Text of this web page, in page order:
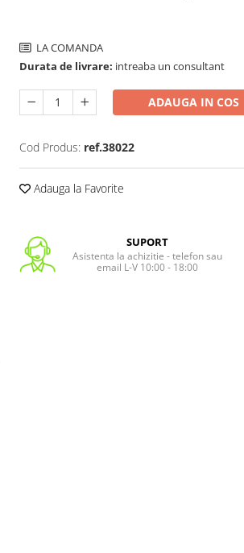
LA COMANDA
Durata de livrare: intreaba un consultant
ADAUGA IN COS
Cod Produs: ref.38022
Adauga la Favorite
SUPORT
Asistenta la achizitie - telefon sau
email L-V 10:00 - 18:00